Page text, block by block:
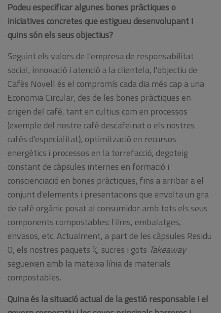
Podeu especificar algunes bones pràctiques o
iniciatives concretes que estigueu desenvolupant i
quins són els seus objectius?
Seguint els valors de l'empresa de responsabilitat
social, innovació i atenció a la clientela, l'objectiu de
Cafès Novell és el compromís cada dia més cap a una
Economia Circular, des de les bones pràctiques en
origen del cafè, tant en cultius com en processos
(exemple del nostre cafè descafeïnat o els nostres
cafès d'especialitat), optimització en recursos
energètics i processos en la torrefacció, degoteig
constant de càpsules internes en formació i
conscienciació en bones pràctiques, fins a arribar a el
conjunt d'elements i presentacions que envolta un gra
de cafè orgànic posat al consumidor amb tots els seus
components compostables: films, embalatges,
envasos, etc. Actualment, a part de les càpsules Residu
O, els nostres paquets ¼, sucres i gots Takeaway
segueixen amb la mateixa línia de materials
compostables.
Quina és la situació actual de la gestió responsable i el